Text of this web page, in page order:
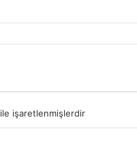
ile işaretlenmişlerdir